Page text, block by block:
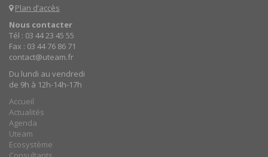
Plan d’accès
Nous contacter
Tél : 03 44 23 45 55
Fax : 03 44 76 86 71
contact@uteam.fr
Du lundi au vendredi
de 9h à 12h-14h-17h
Accueil
Actualités
Agenda
Uteam
Ecosystème